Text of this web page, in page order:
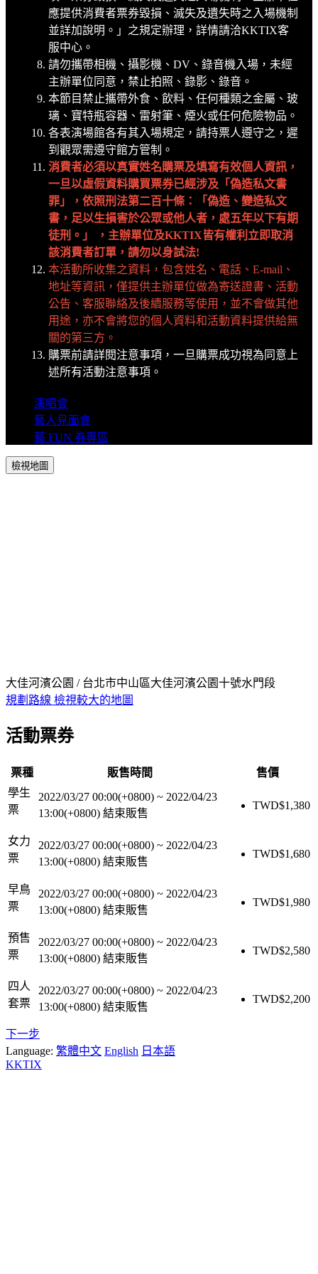
應提供消費者票券毀損、滅失及遺失時之入場機制
並詳加說明。」之規定辦理，詳情請洽KKTIX客
服中心。
請勿攜帶相機、攝影機、DV、錄音機入場，未經
主辦單位同意，禁止拍照、錄影、錄音。
本節目禁止攜帶外食、飲料、任何種類之金屬、玻
璃、寶特瓶容器、雷射筆、煙火或任何危險物品。
各表演場館各有其入場規定，請持票人遵守之，遲
到觀眾需遵守館方管制。
消費者必須以真實姓名購票及填寫有效個人資訊，
一旦以虛假資料購買票券已經涉及「偽造私文書
罪」，依照刑法第二百十條：「偽造、變造私文
書，足以生損害於公眾或他人者，處五年以下有期
徒刑。」 ，主辦單位及KKTIX皆有權利立即取消
該消費者訂單，請勿以身試法!
本活動所收集之資料，包含姓名、電話、E-mail、
地址等資訊，僅提供主辦單位做為寄送證書、活動
公告、客服聯絡及後續服務等使用，並不會做其他
用途，亦不會將您的個人資料和活動資料提供給無
關的第三方。
購票前請詳閱注意事項，一旦購票成功視為同意上
述所有活動注意事項。
演唱會
藝人見面會
藝 FUN 券專區
檢視地圖
大佳河濱公園 / 台北市中山區大佳河濱公園十號水門段
規劃路線 檢視較大的地圖
活動票券
票種 販售時間
售價
學生
票
2022/03/27 00:00(+0800) ~ 2022/04/23
13:00(+0800) 結束販售
TWD$1,380
女力
票
2022/03/27 00:00(+0800) ~ 2022/04/23
13:00(+0800) 結束販售
TWD$1,680
早鳥
票
2022/03/27 00:00(+0800) ~ 2022/04/23
13:00(+0800) 結束販售
TWD$1,980
預售
票
2022/03/27 00:00(+0800) ~ 2022/04/23
13:00(+0800) 結束販售
TWD$2,580
四人
套票
2022/03/27 00:00(+0800) ~ 2022/04/23
13:00(+0800) 結束販售
TWD$2,200
下一步
Language: 繁體中文 English 日本語
KKTIX